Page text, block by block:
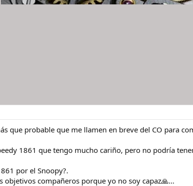
que probable que me llamen en breve del CO para
1861 que tengo mucho cariño, pero no podría
por el Snoopy?.
objetivos compañeros porque yo no soy capaz🙏…